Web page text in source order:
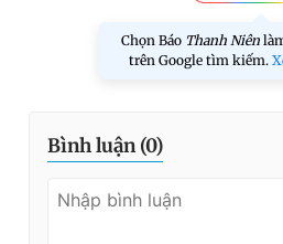
Chọn Báo Thanh Niên
trên Google tìm kiếm.
Bình luận (0)